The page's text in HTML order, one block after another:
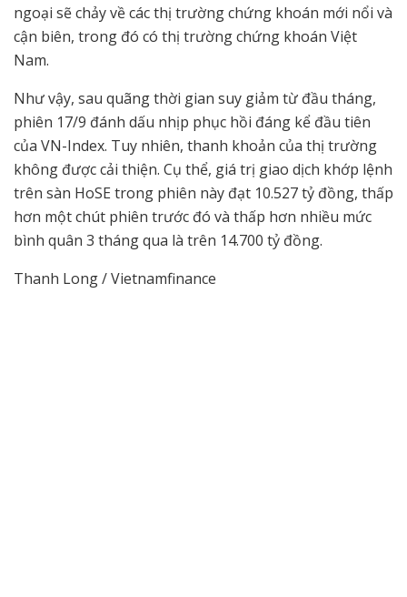
ngoại sẽ chảy về các thị trường chứng khoán mới nổi và
cận biên, trong đó có thị trường chứng khoán Việt
Nam.
Như vậy, sau quãng thời gian suy giảm từ đầu tháng,
phiên 17/9 đánh dấu nhịp phục hồi đáng kể đầu tiên
của VN-Index. Tuy nhiên, thanh khoản của thị trường
không được cải thiện. Cụ thể, giá trị giao dịch khớp lệnh
trên sàn HoSE trong phiên này đạt 10.527 tỷ đồng, thấp
hơn một chút phiên trước đó và thấp hơn nhiều mức
bình quân 3 tháng qua là trên 14.700 tỷ đồng.
Thanh Long / Vietnamfinance